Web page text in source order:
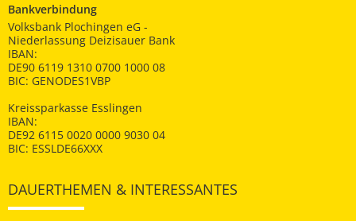
Bankverbindung
Volksbank Plochingen eG -
Niederlassung Deizisauer Bank
IBAN:
DE90 6119 1310 0700 1000 08
BIC: GENODES1VBP
Kreissparkasse Esslingen
IBAN:
DE92 6115 0020 0000 9030 04
BIC: ESSLDE66XXX
DAUERTHEMEN & INTERESSANTES